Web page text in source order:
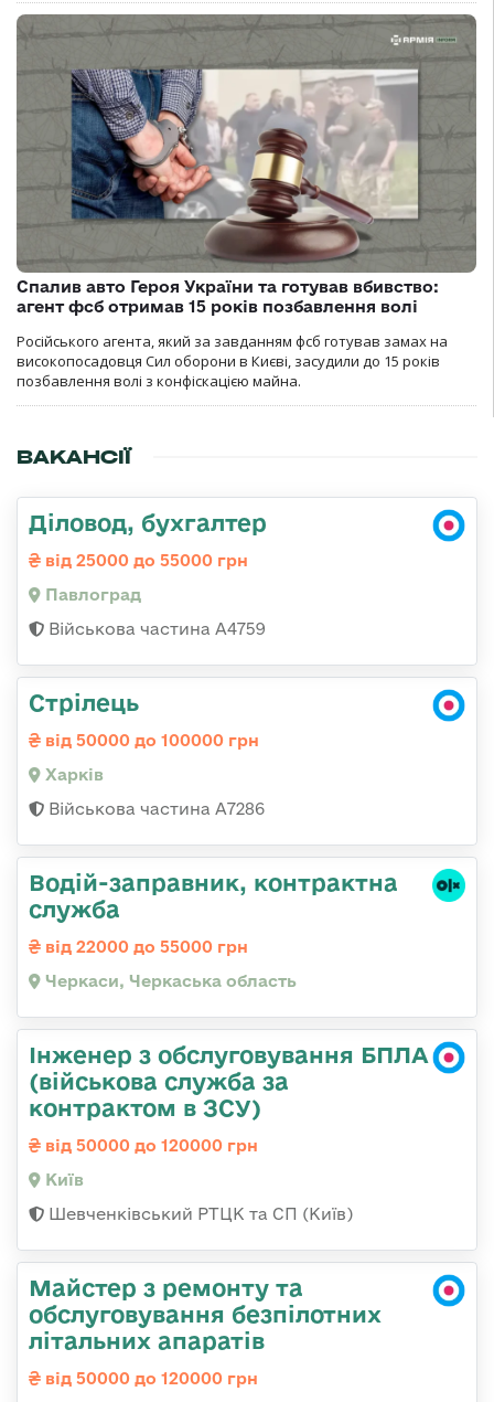
Спалив авто Героя України та готував вбивство:
агент фсб отримав 15 років позбавлення волі
Російського агента, який за завданням фсб готував замах на
високопосадовця Сил оборони в Києві, засудили до 15 років
позбавлення волі з конфіскацією майна.
ВАКАНСІЇ
Діловод, бухгалтер
від 25000 до 55000 грн
Павлоград
Військова частина А4759
Стрілець
від 50000 до 100000 грн
Харків
Військова частина А7286
Водій-заправник, контрактна
служба
від 22000 до 55000 грн
Черкаси, Черкаська область
Інженер з обслуговування БПЛА
(військова служба за
контрактом в ЗСУ)
від 50000 до 120000 грн
Київ
Шевченківський РТЦК та СП (Київ)
Майстер з ремонту та
обслуговування безпілотних
літальних апаратів
від 50000 до 120000 грн